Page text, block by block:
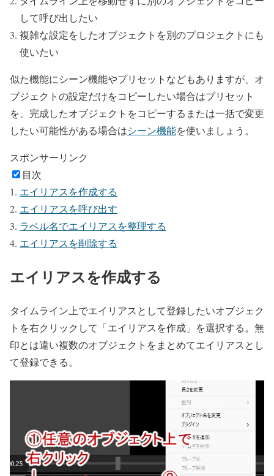
して呼び出したい
複雑な設定をしたオブジェクトを別のプロジェクトにも
使いたい
似た機能にシーン機能やプリセットなどもありますが、オ
ブジェクトの設定だけをコピーしたい場合はプリセット
を、完成したオブジェクトをコピーするまたは一括で変更
したい可能性がある場合はシーン機能を使いましょう。
スポンサーリンク
目次
エイリアスを作成する
エイリアスを呼び出す
ラベル名でエイリアスを整理する
エイリアスを削除する
エイリアスを作成する
タイムライン上でエイリアスとして登録したいオブジェク
トを右クリックして「エイリアスを作成」を選択する。無
印とは違い複数のオブジェクトをまとめてエイリアスとし
て登録できる。